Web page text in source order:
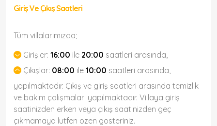
Giriş Ve Çıkış Saatleri
Tüm villalarımızda;
Girişler: 16:00 ile 20:00 saatleri arasında,
Çıkışlar: 08:00 ile 10:00 saatleri arasında,
yapılmaktadır. Çıkış ve giriş saatleri arasında temizlik
ve bakım çalışmaları yapılmaktadır. Villaya giriş
saatinizden erken veya çıkış saatinizden geç
çıkmamaya lütfen özen gösteriniz.